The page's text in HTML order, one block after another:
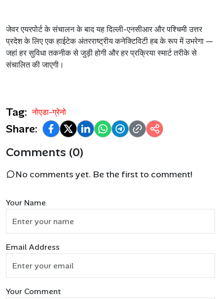
जेवरएयरपोर्टकेसंचालनकेबादयहदिल्ली-एनसीआरऔरपश्चिमीउत्तर
प्रदेशकेलिएएकहाईटेकअंतरराष्ट्रीयकनेक्टिविटीहबकेरूपमेंउभरेगा —
जहांहरसुविधातकनीकसेजुड़ीहोगीऔरहरप्रक्रियास्मार्टतरीकेसे
संचालितकीजाएगी।
Tag: नोएडा-ग्रेनो
Share:
Comments (0)
No comments yet. Be the first to comment!
Your Name
Email Address
Your Comment